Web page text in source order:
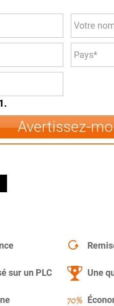
Avertissez-
sur un PLC Une